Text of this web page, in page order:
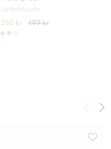
Lättviktssula
350 kr 499 kr